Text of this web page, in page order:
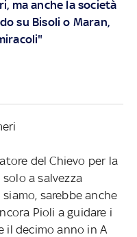
ma anche la società
su Bisoli o Maran,
del Chievo per la
a salvezza
sarebbe anche
Pioli a guidare i
il decimo anno in A